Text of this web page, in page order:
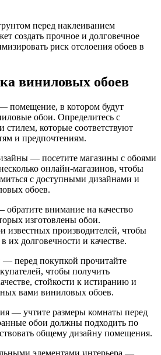
перед наклеиванием
создать прочное и долговечное
риск отслоения обоев в
виниловых обоев
помещение, в котором будут
обои. Определитесь с
стилем, которые соответствуют
и предпочтениям.
— посетите магазины с обоями
онлайн-магазинов, чтобы
с доступными дизайнами и
обоев.
обратите внимание на качество
изготовлены обои.
известных производителей, чтобы
их долговечности и качестве.
— перед покупкой прочитайте
чтобы получить
стойкости к истиранию и
вами виниловых обоев.
— учтите размеры комнаты перед
обои должны подходить по
общему дизайну помещения.
элементами интерьера —